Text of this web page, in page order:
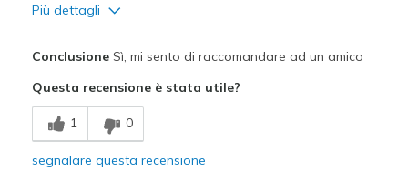
Più dettagli
Breathe Well
Comfortable
ConclusioneSì, mi sento di raccomandare ad un amico
Questa recensione è stata utile?
1 0
segnalare questa recensione